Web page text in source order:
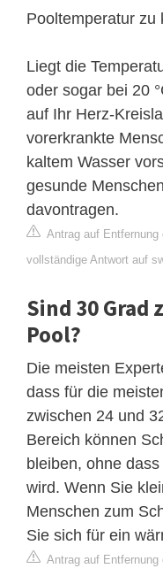
Pooltemperatur zu
Liegt die
oder sogar bei 20
auf Ihr Herz-
vorerkrankte
kaltem Wasser
gesunde
davontragen.
Antrag auf Entfernung
vollständige Antwort auf
Sind 30 Grad
Pool?
Die meisten
dass für die
zwischen 24 und
Bereich können
bleiben, ohne
wird. Wenn Sie
Menschen zum
Sie sich für ein
Antrag auf Entfernung